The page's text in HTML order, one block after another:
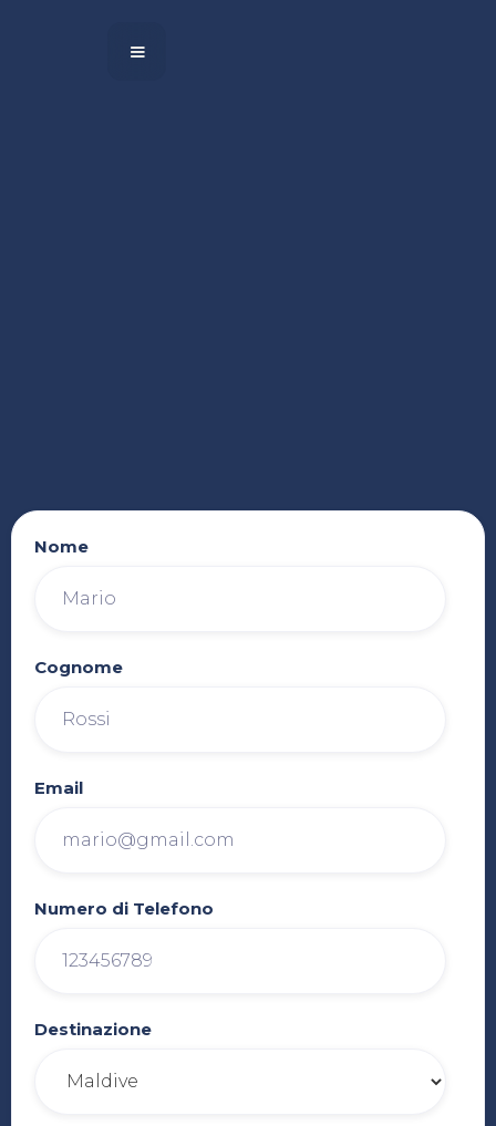
Nome
Cognome
Email
Numero di Telefono
Destinazione